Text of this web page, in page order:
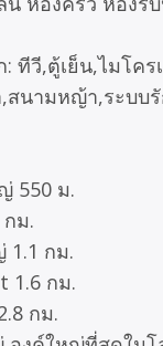
ทีวี,ตู้เย็น,ไมโค
สนามหญ้า,ระบบ
550 ม.
ม.
1.1 กม.
1.6 กม.
กม.